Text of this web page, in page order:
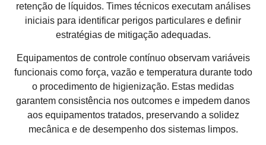
retenção de líquidos. Times técnicos executam análises
iniciais para identificar perigos particulares e definir
estratégias de mitigação adequadas.
Equipamentos de controle contínuo observam variáveis
funcionais como força, vazão e temperatura durante todo
o procedimento de higienização. Estas medidas
garantem consistência nos outcomes e impedem danos
aos equipamentos tratados, preservando a solidez
mecânica e de desempenho dos sistemas limpos.